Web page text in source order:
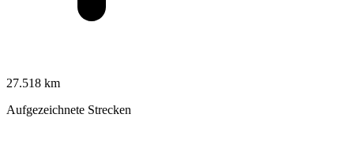
27.518 km
Aufgezeichnete Strecken